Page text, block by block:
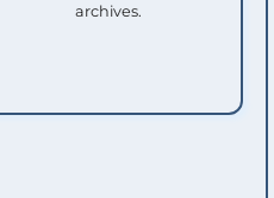
archives.